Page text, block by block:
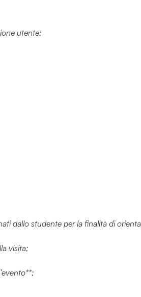
utente;
dallo studente per la finalità di
visita;